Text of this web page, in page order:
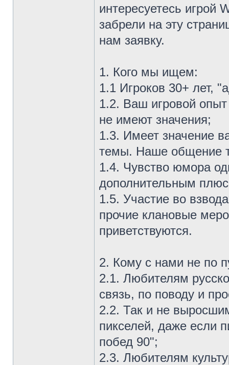
интересуетесь игрой
забрели на эту
нам заявку.
1. Кого мы ищем:
1.1 Игроков 30+ лет,
1.2. Ваш игровой
не имеют значения;
1.3. Имеет значение
темы. Наше общение
1.4. Чувство юмора
дополнительным
1.5. Участие во
прочие клановые
приветствуются.
2. Кому с нами не по
2.1. Любителям
связь, по поводу и
2.2. Так и не
пикселей, даже если
побед 90";
2.3. Любителям